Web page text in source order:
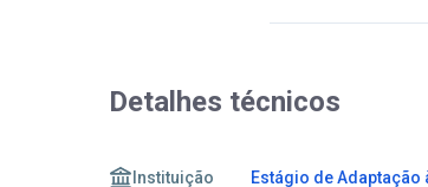
Detalhes técnicos
Instituição Estágio de Adaptação